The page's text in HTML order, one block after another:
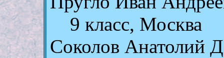
9 класс, Москва
Соколов Анатолий